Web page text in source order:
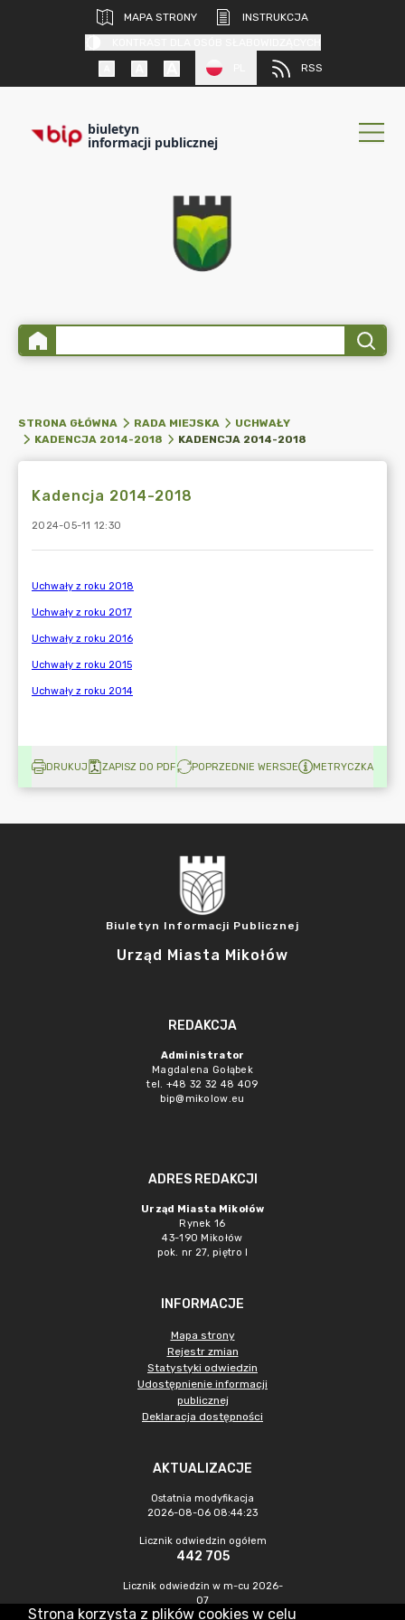
MAPA STRONY
INSTRUKCJA
RSS
biuletyn
informacji publicznej
STRONA GŁÓWNA RADA MIEJSKA
UCHWAŁY
KADENCJA 2014-2018
KADENCJA 2014-2018
Kadencja 2014-2018
2024-05-11 12:30
DRUKUJ ZAPISZ DO PDF POPRZEDNIE WERSJE METRYCZKA
Biuletyn Informacji Publicznej
Urząd Miasta Mikołów
REDAKCJA
Administrator
Magdalena Gołąbek
tel. +48 32 32 48 409
bip@mikolow.eu
ADRES REDAKCJI
Urząd Miasta Mikołów
Rynek 16
43-190 Mikołów
pok. nr 27, piętro I
INFORMACJE
Mapa strony
Rejestr zmian
Statystyki odwiedzin
Udostępnienie informacji
publicznej
Deklaracja dostępności
AKTUALIZACJE
Ostatnia modyfikacja
2026-08-06 08:44:23
Licznik odwiedzin ogółem
442 705
Licznik odwiedzin w m-cu 2026-
07
920
Strona korzysta z plików cookies w celu